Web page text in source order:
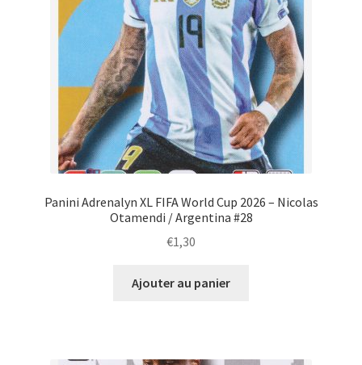
Panini Adrenalyn XL FIFA World Cup 2026 – Nicolas
Otamendi / Argentina #28
€1,30
Ajouter au panier